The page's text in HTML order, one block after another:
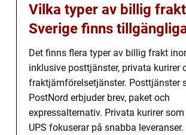
Vilka typer av billig
Sverige finns
Det finns flera typer av billig frakt
inklusive posttjänster, privata kurirer
fraktjämförelsetjänster. Posttjänster
PostNord erbjuder brev, paket och
expressalternativ. Privata kurirer
UPS fokuserar på snabba leveranser.